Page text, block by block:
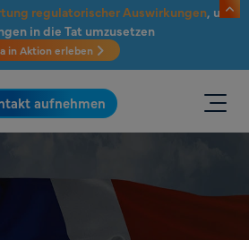
regulatorischer Auswirkungen, um
in die Tat umzusetzen
in Aktion erleben
aufnehmen